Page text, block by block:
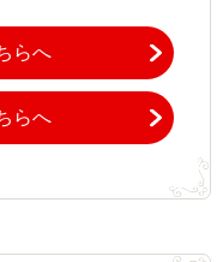
らへ
らへ